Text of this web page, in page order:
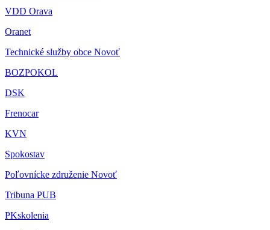
VDD Orava
Oranet
Technické služby obce Novoť
BOZPOKOL
DSK
Frenocar
KVN
Spokostav
Poľovnícke združenie Novoť
Tribuna PUB
PKskolenia